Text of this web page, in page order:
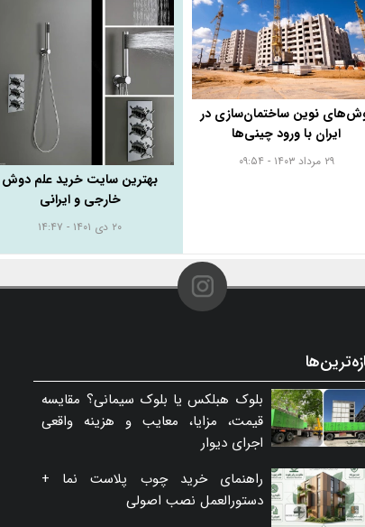
نوین ساختمان‌سازی در
ایران با ورود چینی‌ها
۲۹ مرداد ۱۴۰۳ - ۰۹:۵۴
بهترین سایت خرید علم دوش
خارجی و ایرانی
۲۰ دی ۱۴۰۱ - ۱۴:۴۷
بلوک هبلکس یا بلوک سیمانی؟ مقایسه
قیمت، مزایا، معایب و هزینه واقعی
اجرای دیوار
راهنمای خرید چوب پلاست نما +
دستورالعمل نصب اصولی